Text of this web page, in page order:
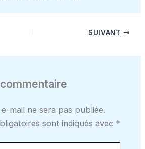
SUIVANT
mail ne sera pas publiée.
sont indiqués avec *